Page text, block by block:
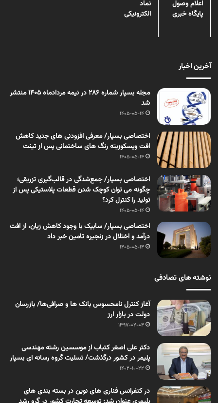
اعلام وصول
پایگاه خبری
نماد
الکترونیکی
آخرین اخبار
مجله بسپار شماره 286 در نیمه مردادماه 1405 منتشر
شد
1405-05-14
اختصاصی بسپار/ معرفی افزودنی های جدید کاهش
افت ویسکوزیته رنگ های ساختمانی پس از تینت
1405-05-14
اختصاصی بسپار/ جمع‌شدگی در قالب‌گیری تزریقی؛
چگونه می توان کوچک شدن قطعات پلاستیکی پس از
تولید را کنترل کرد؟
1405-05-14
اختصاصی بسپار/ سابیک با وجود کاهش زیان، از افت
درآمد و اختلال در زنجیره تامین خبر داد
1405-05-14
نوشته های تصادفی
آغاز کنترل نامحسوس بانک ها و صرافی‌ها/ بازرسان
دولت در بازار ارز
1397-02-04
دکتر علی اصغر کتباب از موسسین رشته مهندسی
پلیمر در کشور درگذشت/ تسلیت گروه رسانه ای بسپار
1402-10-22
در کنفرانس فناری های نوین در بسته بندی های